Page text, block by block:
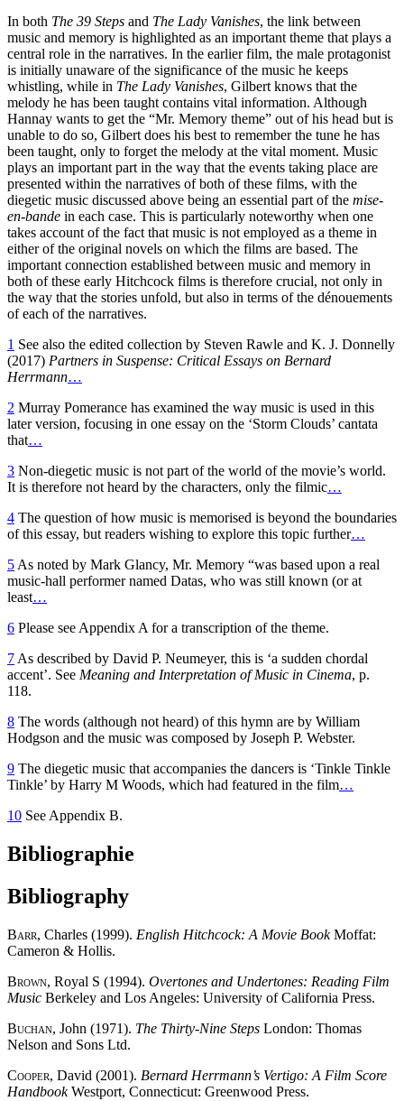
In both The 39 Steps and The Lady Vanishes, the link between
music and memory is highlighted as an important theme that plays a
central role in the narratives. In the earlier film, the male protagonist
is initially unaware of the significance of the music he keeps
whistling, while in The Lady Vanishes, Gilbert knows that the
melody he has been taught contains vital information. Although
Hannay wants to get the “Mr. Memory theme” out of his head but is
unable to do so, Gilbert does his best to remember the tune he has
been taught, only to forget the melody at the vital moment. Music
plays an important part in the way that the events taking place are
presented within the narratives of both of these films, with the
diegetic music discussed above being an essential part of the mise-
en-bande in each case. This is particularly noteworthy when one
takes account of the fact that music is not employed as a theme in
either of the original novels on which the films are based. The
important connection established between music and memory in
both of these early Hitchcock films is therefore crucial, not only in
the way that the stories unfold, but also in terms of the dénouements
of each of the narratives.
1 See also the edited collection by Steven Rawle and K. J. Donnelly
(2017) Partners in Suspense: Critical Essays on Bernard
Herrmann…
2 Murray Pomerance has examined the way music is used in this
later version, focusing in one essay on the ‘Storm Clouds’ cantata
that…
3 Non-diegetic music is not part of the world of the movie’s world.
It is therefore not heard by the characters, only the filmic…
4 The question of how music is memorised is beyond the boundaries
of this essay, but readers wishing to explore this topic further…
5 As noted by Mark Glancy, Mr. Memory “was based upon a real
music-hall performer named Datas, who was still known (or at
least…
6 Please see Appendix A for a transcription of the theme.
7 As described by David P. Neumeyer, this is ‘a sudden chordal
accent’. See Meaning and Interpretation of Music in Cinema, p.
118.
8 The words (although not heard) of this hymn are by William
Hodgson and the music was composed by Joseph P. Webster.
9 The diegetic music that accompanies the dancers is ‘Tinkle Tinkle
Tinkle’ by Harry M Woods, which had featured in the film…
10 See Appendix B.
Bibliographie
Bibliography
Barr, Charles (1999). English Hitchcock: A Movie BookMoffat:
Cameron & Hollis.
Brown, Royal S (1994). Overtones and Undertones: Reading Film
Music Berkeley and Los Angeles: University of California Press.
Buchan, John (1971). The Thirty-Nine Steps London: Thomas
Nelson and Sons Ltd.
Cooper, David (2001). Bernard Herrmann’s Vertigo: A Film Score
HandbookWestport, Connecticut: Greenwood Press.